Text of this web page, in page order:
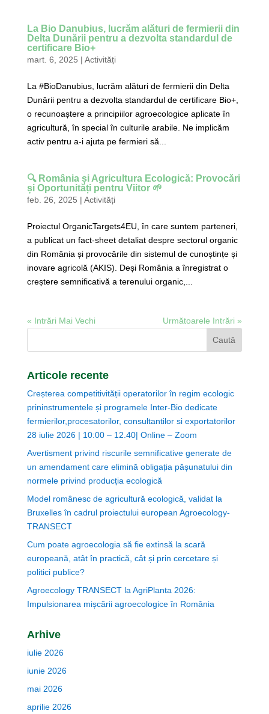
La Bio Danubius, lucrăm alături de fermierii din
Delta Dunării pentru a dezvolta standardul de
certificare Bio+
mart. 6, 2025 | Activități
La #BioDanubius, lucrăm alături de fermierii din Delta
Dunării pentru a dezvolta standardul de certificare Bio+,
o recunoaștere a principiilor agroecologice aplicate în
agricultură, în special în culturile arabile. Ne implicăm
activ pentru a-i ajuta pe fermieri să...
🔍 România și Agricultura Ecologică: Provocări
și Oportunități pentru Viitor 🌱
feb. 26, 2025 | Activități
Proiectul OrganicTargets4EU, în care suntem parteneri,
a publicat un fact-sheet detaliat despre sectorul organic
din România și provocările din sistemul de cunoștințe și
inovare agricolă (AKIS). Deși România a înregistrat o
creștere semnificativă a terenului organic,...
« Intrări Mai Vechi Următoarele Intrări »
Articole recente
Creșterea competitivității operatorilor în regim ecologic
prininstrumentele și programele Inter-Bio dedicate
fermierilor,procesatorilor, consultantilor si exportatorilor
28 iulie 2026 | 10:00 – 12.40| Online – Zoom
Avertisment privind riscurile semnificative generate de
un amendament care elimină obligația pășunatului din
normele privind producția ecologică
Model românesc de agricultură ecologică, validat la
Bruxelles în cadrul proiectului european Agroecology-
TRANSECT
Cum poate agroecologia să fie extinsă la scară
europeană, atât în practică, cât și prin cercetare și
politici publice?
Agroecology TRANSECT la AgriPlanta 2026:
Impulsionarea mișcării agroecologice în România
Arhive
iulie 2026
iunie 2026
mai 2026
aprilie 2026